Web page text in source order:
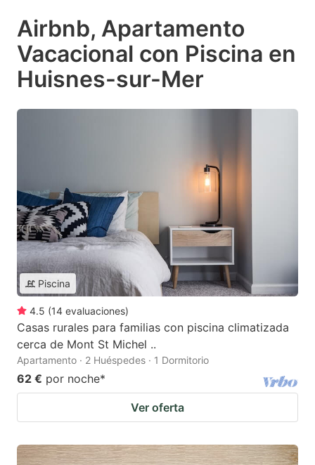
Airbnb, Apartamento
Vacacional con Piscina en
Huisnes-sur-Mer
Piscina
4.5 (14 evaluaciones)
Casas rurales para familias con piscina climatizada
cerca de Mont St Michel ..
Apartamento · 2 Huéspedes · 1 Dormitorio
62 € por noche*
Ver oferta